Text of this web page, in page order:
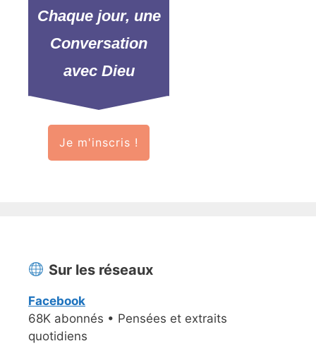
Chaque jour, une
Conversation
avec Dieu
Je m'inscris !
Sur les réseaux
Facebook
68K abonnés • Pensées et extraits
quotidiens